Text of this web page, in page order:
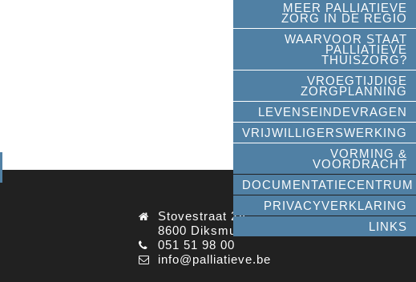
MEER PALLIATIEVE
ZORG IN DE REGIO
WAARVOOR STAAT
PALLIATIEVE
THUISZORG?
VROEGTIJDIGE
ZORGPLANNING
LEVENSEINDEVRAGEN
VRIJWILLIGERSWERKING
VORMING &
VOORDRACHT
DOCUMENTATIECENTRUM
PRIVACYVERKLARING
LINKS
Stovestraat 2A
8600 Diksmuide
051 51 98 00
info@palliatieve.be